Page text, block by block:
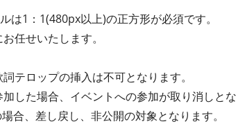
1：1(480px以上)の正方形が必須です。
任せいたします。
テロップの挿入は不可となります。
した場合、イベントへの参加が取り消しと
合、差し戻し、非公開の対象となります。